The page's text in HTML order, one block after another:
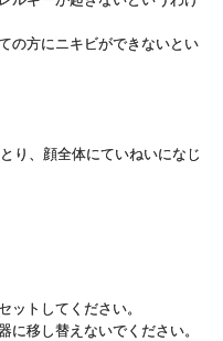
の方にニキビができないとい
り、顔全体にていねいになじ
トしてください。
移し替えないでください。